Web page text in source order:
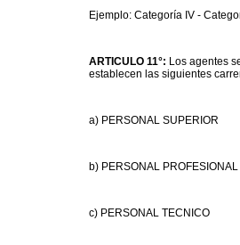
Ejemplo: Categoría IV -
ARTICULO 11°: Los agentes
establecen las siguientes
a) PERSONAL SUPERIOR
b) PERSONAL PROFESIONAL
c) PERSONAL TECNICO